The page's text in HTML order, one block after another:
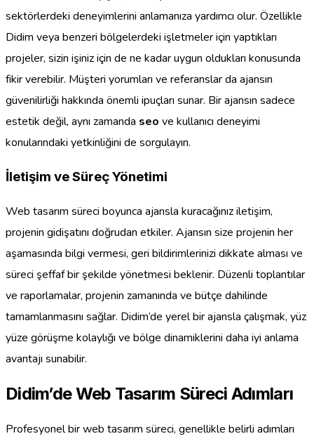
sektörlerdeki deneyimlerini anlamanıza yardımcı olur. Özellikle
Didim veya benzeri bölgelerdeki işletmeler için yaptıkları
projeler, sizin işiniz için de ne kadar uygun oldukları konusunda
fikir verebilir. Müşteri yorumları ve referanslar da ajansın
güvenilirliği hakkında önemli ipuçları sunar. Bir ajansın sadece
estetik değil, aynı zamanda seo ve kullanıcı deneyimi
konularındaki yetkinliğini de sorgulayın.
İletişim ve Süreç Yönetimi
Web tasarım süreci boyunca ajansla kuracağınız iletişim,
projenin gidişatını doğrudan etkiler. Ajansın size projenin her
aşamasında bilgi vermesi, geri bildirimlerinizi dikkate alması ve
süreci şeffaf bir şekilde yönetmesi beklenir. Düzenli toplantılar
ve raporlamalar, projenin zamanında ve bütçe dahilinde
tamamlanmasını sağlar. Didim’de yerel bir ajansla çalışmak, yüz
yüze görüşme kolaylığı ve bölge dinamiklerini daha iyi anlama
avantajı sunabilir.
Didim’de Web Tasarım Süreci Adımları
Profesyonel bir web tasarım süreci, genellikle belirli adımları